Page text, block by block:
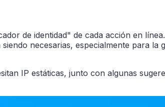
de identidad" de cada acción en
necesarias, especialmente para la
IP estáticas, junto con algunas